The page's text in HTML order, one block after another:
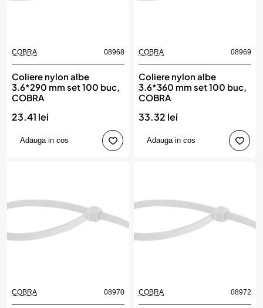
COBRA 08968
Coliere nylon albe
3.6*290 mm set 100 buc,
COBRA
23.41 lei
Adauga in cos
COBRA 08969
Coliere nylon albe
3.6*360 mm set 100 buc,
COBRA
33.32 lei
Adauga in cos
COBRA 08970 COBRA 08972